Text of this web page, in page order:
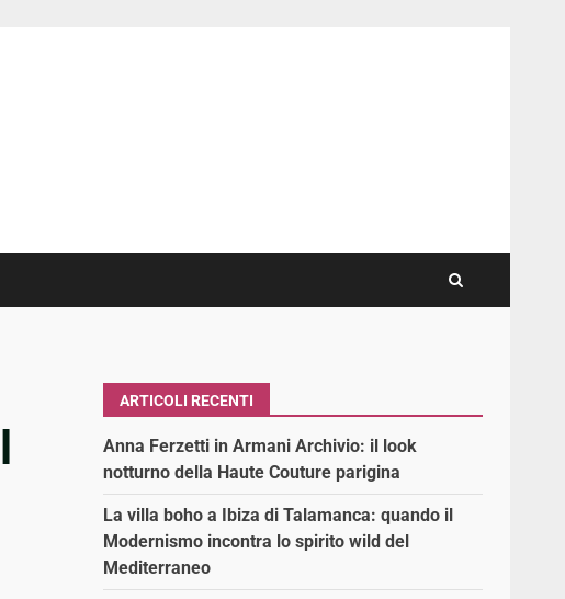
ARTICOLI RECENTI
Anna Ferzetti in Armani Archivio: il look
notturno della Haute Couture parigina
La villa boho a Ibiza di Talamanca: quando il
Modernismo incontra lo spirito wild del
Mediterraneo